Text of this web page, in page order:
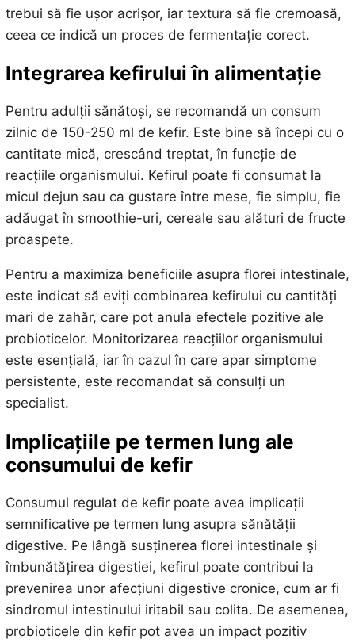
trebui să fie ușor acrișor, iar textura să fie cremoasă,
ceea ce indică un proces de fermentație corect.
Integrarea kefirului în alimentație
Pentru adulții sănătoși, se recomandă un consum
zilnic de 150-250 ml de kefir. Este bine să începi cu o
cantitate mică, crescând treptat, în funcție de
reacțiile organismului. Kefirul poate fi consumat la
micul dejun sau ca gustare între mese, fie simplu, fie
adăugat în smoothie-uri, cereale sau alături de fructe
proaspete.
Pentru a maximiza beneficiile asupra florei intestinale,
este indicat să eviți combinarea kefirului cu cantități
mari de zahăr, care pot anula efectele pozitive ale
probioticelor. Monitorizarea reacțiilor organismului
este esențială, iar în cazul în care apar simptome
persistente, este recomandat să consulți un
specialist.
Implicațiile pe termen lung ale
consumului de kefir
Consumul regulat de kefir poate avea implicații
semnificative pe termen lung asupra sănătății
digestive. Pe lângă susținerea florei intestinale și
îmbunătățirea digestiei, kefirul poate contribui la
prevenirea unor afecțiuni digestive cronice, cum ar fi
sindromul intestinului iritabil sau colita. De asemenea,
probioticele din kefir pot avea un impact pozitiv